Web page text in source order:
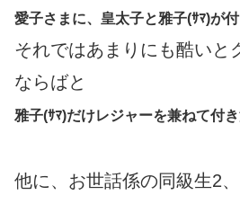
愛子さまに、皇太子と雅子(ｻﾏ)が
それではあまりにも酷いと
ならばと
雅子(ｻﾏ)だけレジャーを兼ねて付
他に、お世話係の同級生2